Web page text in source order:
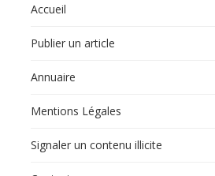
Accueil
Publier un article
Annuaire
Mentions Légales
Signaler un contenu illicite